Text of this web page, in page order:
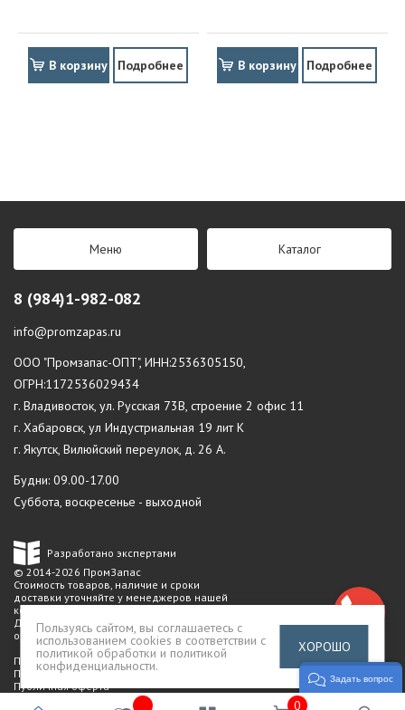
В корзину Подробнее В корзину Подробнее
0
Меню Каталог
8 (984)1-982-082
info@promzapas.ru
ООО "Промзапас-ОПТ", ИНН:2536305150,
ОГРН:1172536029434
г. Владивосток, ул. Русская 73В, строение 2 офис 11
г. Хабаровск, ул Индустриальная 19 лит К
г. Якутск, Вилюйский переулок, д. 26 А.
Будни: 09.00-17.00
Суббота, воскресенье - выходной
Разработано экспертами
© 2014-2026 ПромЗапас
Стоимость товаров, наличие и сроки
доставки уточняйте у менеджеров нашей
компании.
Данный сайт не является публичной
офертой
Политика конфиденциальности
Пользовательское соглашение
Публичная оферта
Пользуясь сайтом, вы соглашаетесь с
использованием cookies в соответствии с
политикой обработки и политикой
конфиденциальности.
ХОРОШО
Задать вопрос